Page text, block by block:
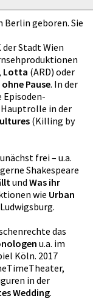
Berlin geboren. Sie
Stadt Wien
Lotta (ARD) oder
ohne Pause. In der
Episoden-
in der
(Killing by
frei – u.a.
Shakespeare
und Was ihr
wie Urban
das
u.a. im
Köln. 2017
in der
Wedding.